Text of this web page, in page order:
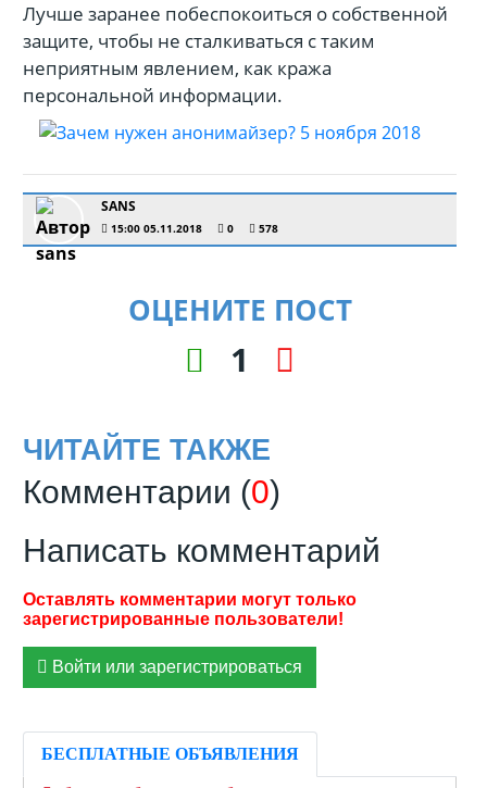
Лучше заранее побеспокоиться о собственной
защите, чтобы не сталкиваться с таким
неприятным явлением, как кража
персональной информации.
SANS
15:00 05.11.2018 0 578
ОЦЕНИТЕ ПОСТ
1
ЧИТАЙТЕ ТАКЖЕ
Комментарии (0)
Написать комментарий
Войти или зарегистрироваться
БЕСПЛАТНЫЕ ОБЪЯВЛЕНИЯ